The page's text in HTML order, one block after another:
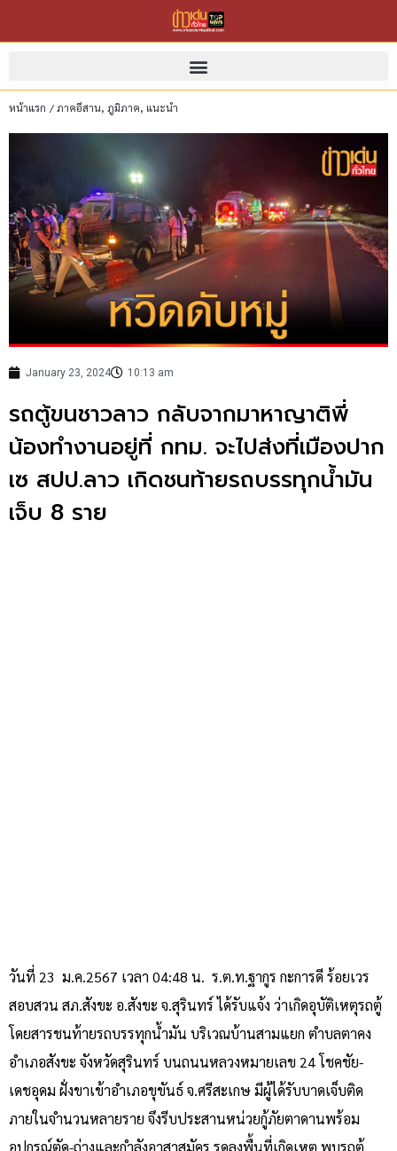
หน้าแรก /ภาคอีสาน, ภูมิภาค, แนะนำ
January 23, 2024 10:13 am
รถตู้ขนชาวลาว กลับจากมาหาญาติพี่
น้องทำงานอยู่ที่ กทม. จะไปส่งที่เมืองปาก
เซ สปป.ลาว เกิดชนท้ายรถบรรทุกน้ำมัน
เจ็บ 8 ราย
วันที่ 23 ม.ค.2567 เวลา 04:48 น. ร.ต.ท.ฐากูร กะการดี ร้อยเวร
สอบสวน สภ.สังขะ อ.สังขะ จ.สุรินทร์ ได้รับแจ้ง ว่าเกิดอุบัติเหตุรถตู้
โดยสารชนท้ายรถบรรทุกน้ำมัน บริเวณบ้านสามแยก ตำบลตาคง
อำเภอสังขะ จังหวัดสุรินทร์ บนถนนหลวงหมายเลข 24 โชคชัย-
เดชอุดม ฝั่งขาเข้าอำเภอขุขันธ์ จ.ศรีสะเกษ มีผู้ได้รับบาดเจ็บติด
ภายในจำนวนหลายราย จึงรีบประสานหน่วยกู้ภัยตาดานพร้อม
อุปกรณ์ตัด-ถ่างและกำลังอาสาสมัคร รุดลงพื้นที่เกิดเหตุ พบรถตู้